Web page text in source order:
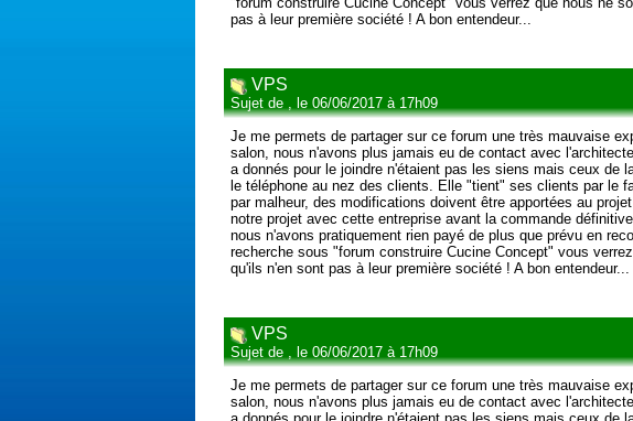
pas à leur première société ! A bon entendeur...
VPS
Sujet de , le 06/06/2017 à 17h09
Je me permets de partager sur ce forum une très mauvaise
salon, nous n'avons plus jamais eu de contact avec
a donnés pour le joindre n'étaient pas les siens mais ceux de
le téléphone au nez des clients. Elle "tient" ses clients par le
par malheur, des modifications doivent être apportées au
notre projet avec cette entreprise avant la commande
nous n'avons pratiquement rien payé de plus que prévu en
recherche sous "forum construire Cucine Concept" vous
qu'ils n'en sont pas à leur première société ! A bon entendeur...
VPS
Sujet de , le 06/06/2017 à 17h09
Je me permets de partager sur ce forum une très mauvaise
salon, nous n'avons plus jamais eu de contact avec